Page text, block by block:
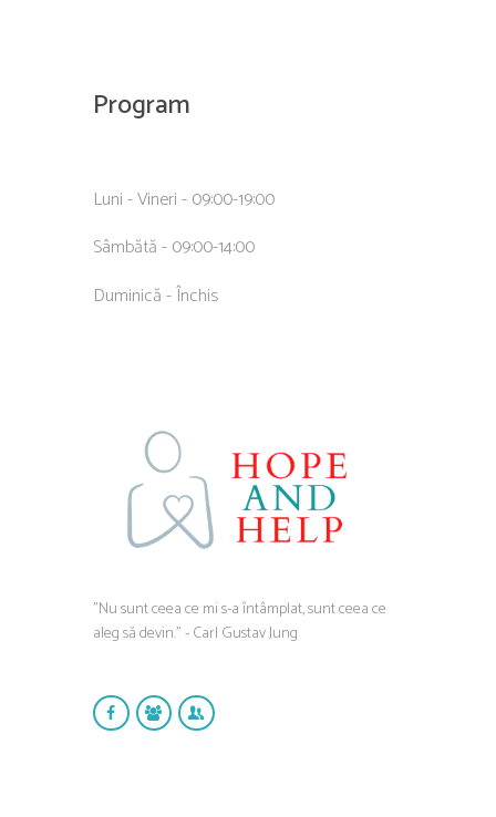
Program
Luni - Vineri - 09:00-19:00
Sâmbătă - 09:00-14:00
Duminică - Închis
”Nu sunt ceea ce mi s-a întâmplat, sunt ceea ce
aleg să devin.” - Carl Gustav Jung